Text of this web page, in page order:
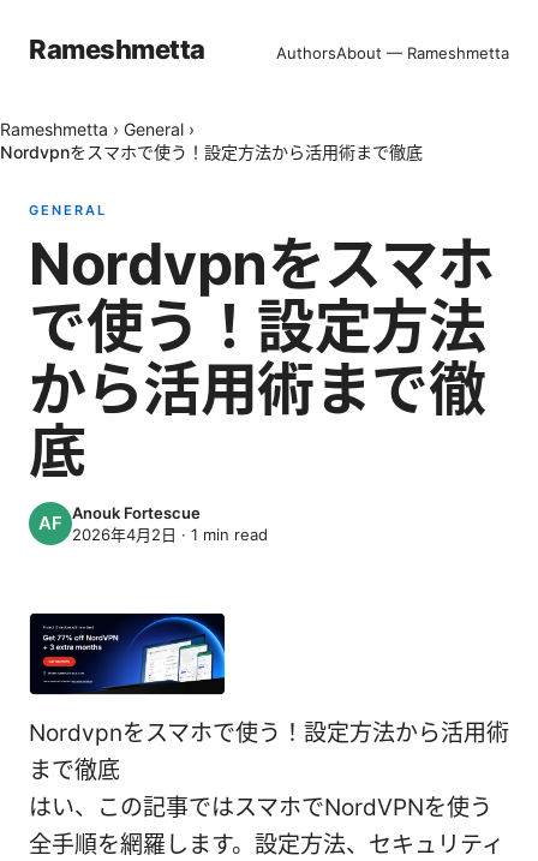
Rameshmetta AuthorsAbout — Rameshmetta
Rameshmetta › General ›
Nordvpnをスマホで使う！設定方法から活用術まで徹底
GENERAL
Nordvpnをスマホ
で使う！設定方法
から活用術まで徹
底
Anouk Fortescue
2026年4月2日 · 1 min read
Nordvpnをスマホで使う！設定方法から活用術
まで徹底
はい、この記事ではスマホでNordVPNを使う
全手順を網羅します。設定方法、セキュリティ